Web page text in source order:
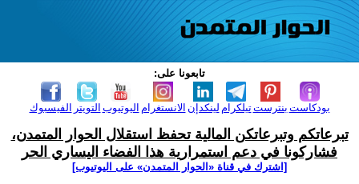
تابعونا على:
الفيسبوك التويتر اليوتيوب الانستغرام لينكدإن تيلكرامبنترست بودكاست
تبرعاتكم وتبرعاتكن المالية تحفظ استقلال الحوار المتمدن،
فشاركونا في دعم استمرارية هذا الفضاء اليساري الحر
[اشترك في قناة ‫«الحوار المتمدن» على اليوتيوب]